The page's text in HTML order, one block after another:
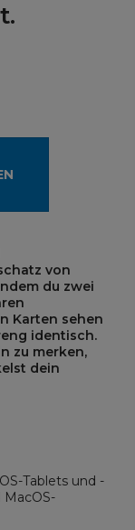
von
du zwei
Karten sehen
identisch.
zu merken,
dein
Tablets und -